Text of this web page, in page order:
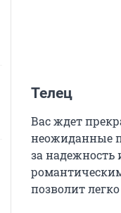
Телец
Вас ждет
неожиданные
за
позволит